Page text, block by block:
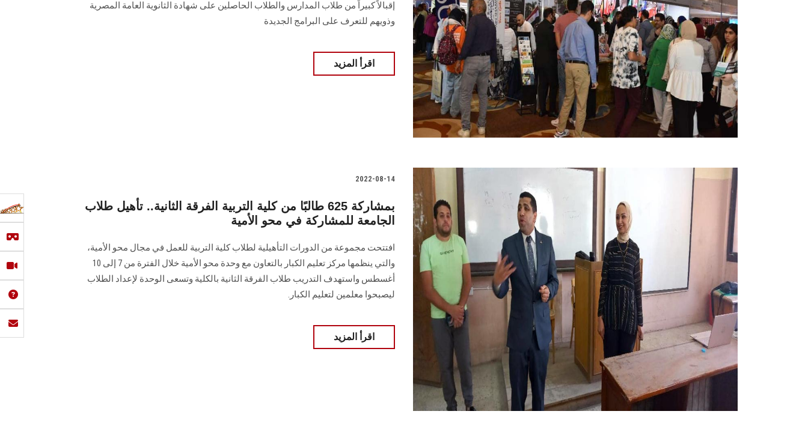
إقبالاً كبيراً من طلاب المدارس والطلاب الحاصلين على شهادة الثانوية العامة المصرية
وذويهم للتعرف على البرامج الجديدة
اقرأ المزيد
2022-08-14
بمشاركة 625 طالبًا من كلية التربية الفرقة الثانية.. تأهيل طلاب
الجامعة للمشاركة في محو الأمية
افتتحت مجموعة من الدورات التأهيلية لطلاب كلية التربية للعمل في مجال محو الأمية،
والتي ينظمها مركز تعليم الكبار بالتعاون مع وحدة محو الأمية خلال الفترة من 7 إلى 10
أغسطس واستهدف التدريب طلاب الفرقة الثانية بالكلية وتسعى الوحدة لإعداد الطلاب
ليصبحوا معلمين لتعليم الكبار.
اقرأ المزيد